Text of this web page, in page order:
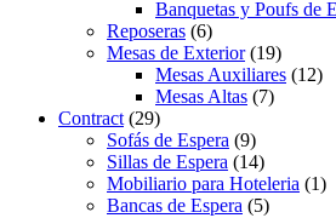
Banquetas y Poufs de
Reposeras (6)
Mesas de Exterior(19)
Mesas Auxiliares (12)
Mesas Altas (7)
Contract (29)
Sofás de Espera (9)
Sillas de Espera (14)
Mobiliario para Hoteleria (1)
Bancas de Espera (5)